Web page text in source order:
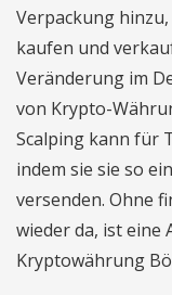
Verpackung
kaufen und
Veränderung im
von Krypto-
Scalping kann für
indem sie sie so
versenden. Ohne
wieder da, ist eine
Kryptowährung